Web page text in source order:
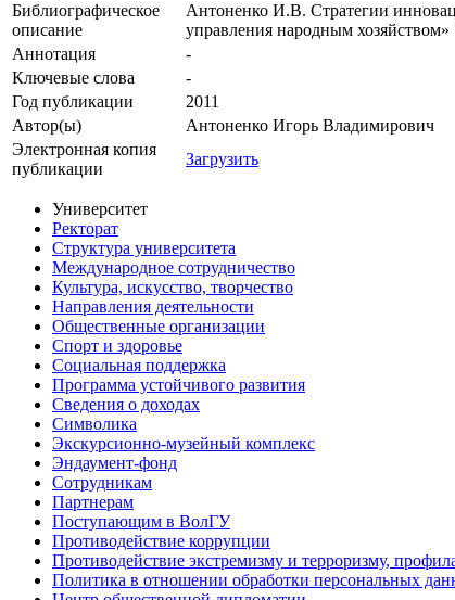
Библиографическое
описание
Антоненко И.В. Стратегии
управления народным
Аннотация
-
Ключевые cлова
-
Год публикации
2011
Автор(ы)
Антоненко Игорь Владимирович
Электронная копия
публикации
Загрузить
Университет
Ректорат
Структура университета
Международное сотрудничество
Культура, искусство, творчество
Направления деятельности
Общественные организации
Спорт и здоровье
Социальная поддержка
Программа устойчивого развития
Сведения о доходах
Символика
Экскурсионно-музейный комплекс
Эндаумент-фонд
Сотрудникам
Партнерам
Поступающим в ВолГУ
Противодействие коррупции
Противодействие экстремизму и терроризму,
Политика в отношении обработки персональных